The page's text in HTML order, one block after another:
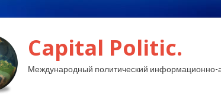
Capital Politic.
Международный политический информационно-